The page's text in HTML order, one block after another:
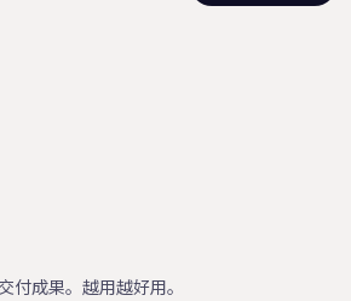
付成果。越用越好用。